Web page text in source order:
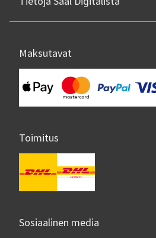
Maksutavat
Toimitus
Sosiaalinen media